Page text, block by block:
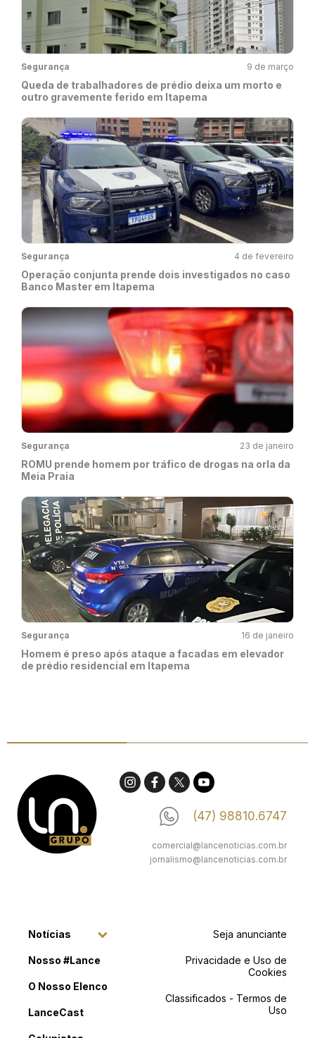
Segurança 9 de março
Queda de trabalhadores de prédio deixa um morto e
outro gravemente ferido em Itapema
Segurança 4 de fevereiro
Operação conjunta prende dois investigados no caso
Banco Master em Itapema
Segurança 23 de janeiro
ROMU prende homem por tráfico de drogas na orla da
Meia Praia
Segurança 16 de janeiro
Homem é preso após ataque a facadas em elevador
de prédio residencial em Itapema
(47) 98810.6747
comercial@lancenoticias.com.br
jornalismo@lancenoticias.com.br
Notícias
Nosso #Lance
O Nosso Elenco
LanceCast
Seja anunciante
Privacidade e Uso de
Cookies
Classificados - Termos de
Uso